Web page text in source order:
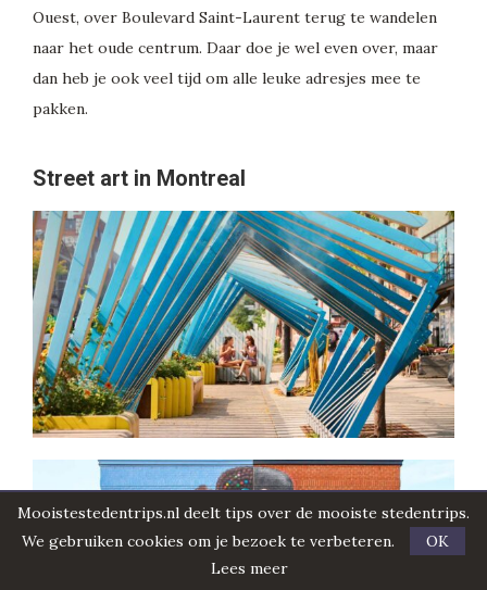
Ouest, over Boulevard Saint-Laurent terug te wandelen
naar het oude centrum. Daar doe je wel even over, maar
dan heb je ook veel tijd om alle leuke adresjes mee te
pakken.
Street art in Montreal
Mooistestedentrips.nl deelt tips over de mooiste stedentrips.
We gebruiken cookies om je bezoek te verbeteren.
OK
Lees meer